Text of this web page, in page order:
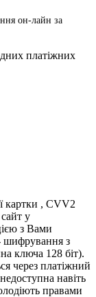
он-лайн за
платіжних
картки , CVV2
у
з Вами
шифрування з
ключа 128 біт).
через платіжний
навіть
правами